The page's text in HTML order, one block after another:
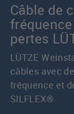
Câble de
pertes
LÜTZE
câbles avec
fréquence et
SILFLEX®.